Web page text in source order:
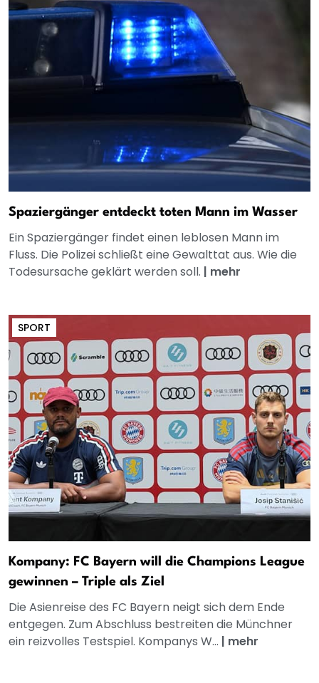
Spaziergänger entdeckt toten Mann im Wasser
Ein Spaziergänger findet einen leblosen Mann im
Fluss. Die Polizei schließt eine Gewalttat aus. Wie die
Todesursache geklärt werden soll. | mehr
SPORT
Kompany: FC Bayern will die Champions League
gewinnen – Triple als Ziel
Die Asienreise des FC Bayern neigt sich dem Ende
entgegen. Zum Abschluss bestreiten die Münchner
ein reizvolles Testspiel. Kompanys W... | mehr